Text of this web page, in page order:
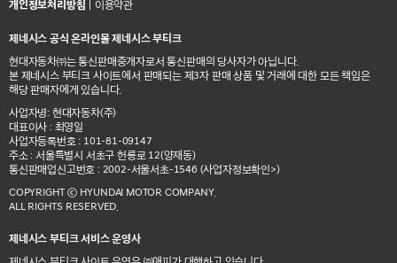
개인정보처리방침 이용약관
제네시스 공식 온라인몰 제네시스 부티크
현대자동차㈜는 통신판매중개자로서 통신판매의 당사자가 아닙니다.
본 제네시스 부티크 사이트에서 판매되는 제3자 판매 상품 및 거래에 대한 모든 책임은
해당 판매자에게 있습니다.
사업자명: 현대자동차(주)
대표이사 : 최영일
사업자등록번호 : 101-81-09147
주소 : 서울특별시 서초구 헌릉로 12(양재동)
통신판매업신고번호 : 2002-서울서초-1546 (사업자정보확인>)
COPYRIGHT ⓒ HYUNDAI MOTOR COMPANY.
ALL RIGHTS RESERVED.
제네시스 부티크 서비스 운영사